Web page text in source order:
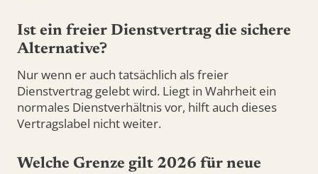
Ist ein freier Dienstvertrag die sichere
Alternative?
Nur wenn er auch tatsächlich als freier
Dienstvertrag gelebt wird. Liegt in Wahrheit ein
normales Dienstverhältnis vor, hilft auch dieses
Vertragslabel nicht weiter.
Welche Grenze gilt 2026 für neue